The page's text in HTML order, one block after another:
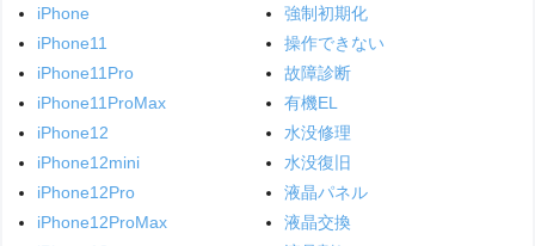
iPhone
iPhone11
iPhone11Pro
iPhone11ProMax
iPhone12
iPhone12mini
iPhone12Pro
iPhone12ProMax
強制初期化
操作できない
故障診断
有機EL
水没修理
水没復旧
液晶パネル
液晶交換